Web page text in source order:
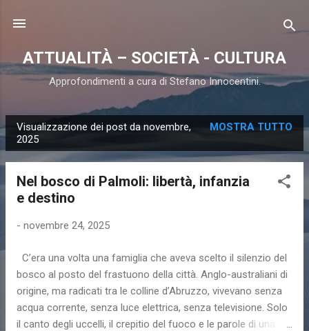
ATTUALITÀ – SOCIETÀ - CULTURA
Approfondimenti a cura di Stefano Innocentini.
o
Visualizzazione dei post da novembre,
2025
MOSTRA TUTTO
Nel bosco di Palmoli: libertà, infanzia
e destino
- novembre 24, 2025
C’era una volta una famiglia che aveva scelto il silenzio del
bosco al posto del frastuono della città. Anglo-australiani di
origine, ma radicati tra le colline d’Abruzzo, vivevano senza
acqua corrente, senza luce elettrica, senza televisione. Solo
il canto degli uccelli, il crepitio del fuoco e le parole di una